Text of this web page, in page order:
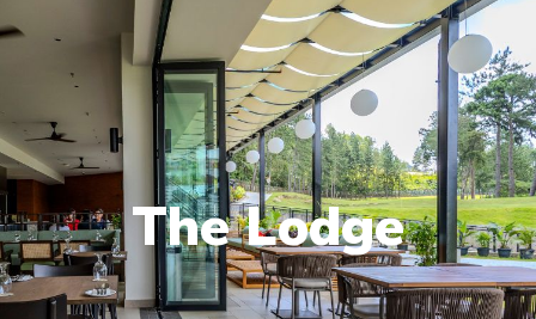
The Lodge